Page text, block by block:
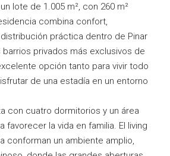
lote de 1.005 m², con 260 m²
combina confort,
práctica dentro de Pinar
barrios privados más exclusivos de
opción tanto para vivir todo
de una estadía en un entorno
con cuatro dormitorios y un área
favorecer la vida en familia. El living
conforman un ambiente amplio,